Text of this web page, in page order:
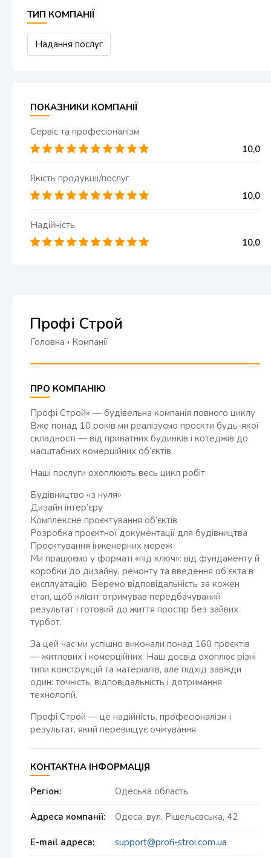
ТИП КОМПАНІЇ
Надання послуг
ПОКАЗНИКИ КОМПАНІЇ
Сервіс та професіоналізм
10,00
Якість продукції/послуг
10,00
Надійність
10,00
Профі Строй
Головна › Компанії
ПРО КОМПАНІЮ
Профі Строй» — будівельна компанія повного циклу
Вже понад 10 років ми реалізуємо проєкти будь-якої
складності — від приватних будинків і котеджів до
масштабних комерційних об’єктів.
Наші послуги охоплюють весь цикл робіт:
Будівництво «з нуля»
Дизайн інтер’єру
Комплексне проєктування об’єктів
Розробка проєктної документації для будівництва
Проєктування інженерних мереж
Ми працюємо у форматі «під ключ»: від фундаменту й
коробки до дизайну, ремонту та введення об’єкта в
експлуатацію. Беремо відповідальність за кожен
етап, щоб клієнт отримував передбачуваний
результат і готовий до життя простір без зайвих
турбот.
За цей час ми успішно виконали понад 160 проєктів
— житлових і комерційних. Наш досвід охоплює різні
типи конструкцій та матеріалів, але підхід завжди
один: точність, відповідальність і дотримання
технологій.
Профі Строй — це надійність, професіоналізм і
результат, який перевищує очікування.
КОНТАКТНА ІНФОРМАЦІЯ
Регіон:
Одеська область
Адреса компанії: Одеса, вул. Рішельєвська, 42
E-mail адреса: support@profi-stroi.com.ua